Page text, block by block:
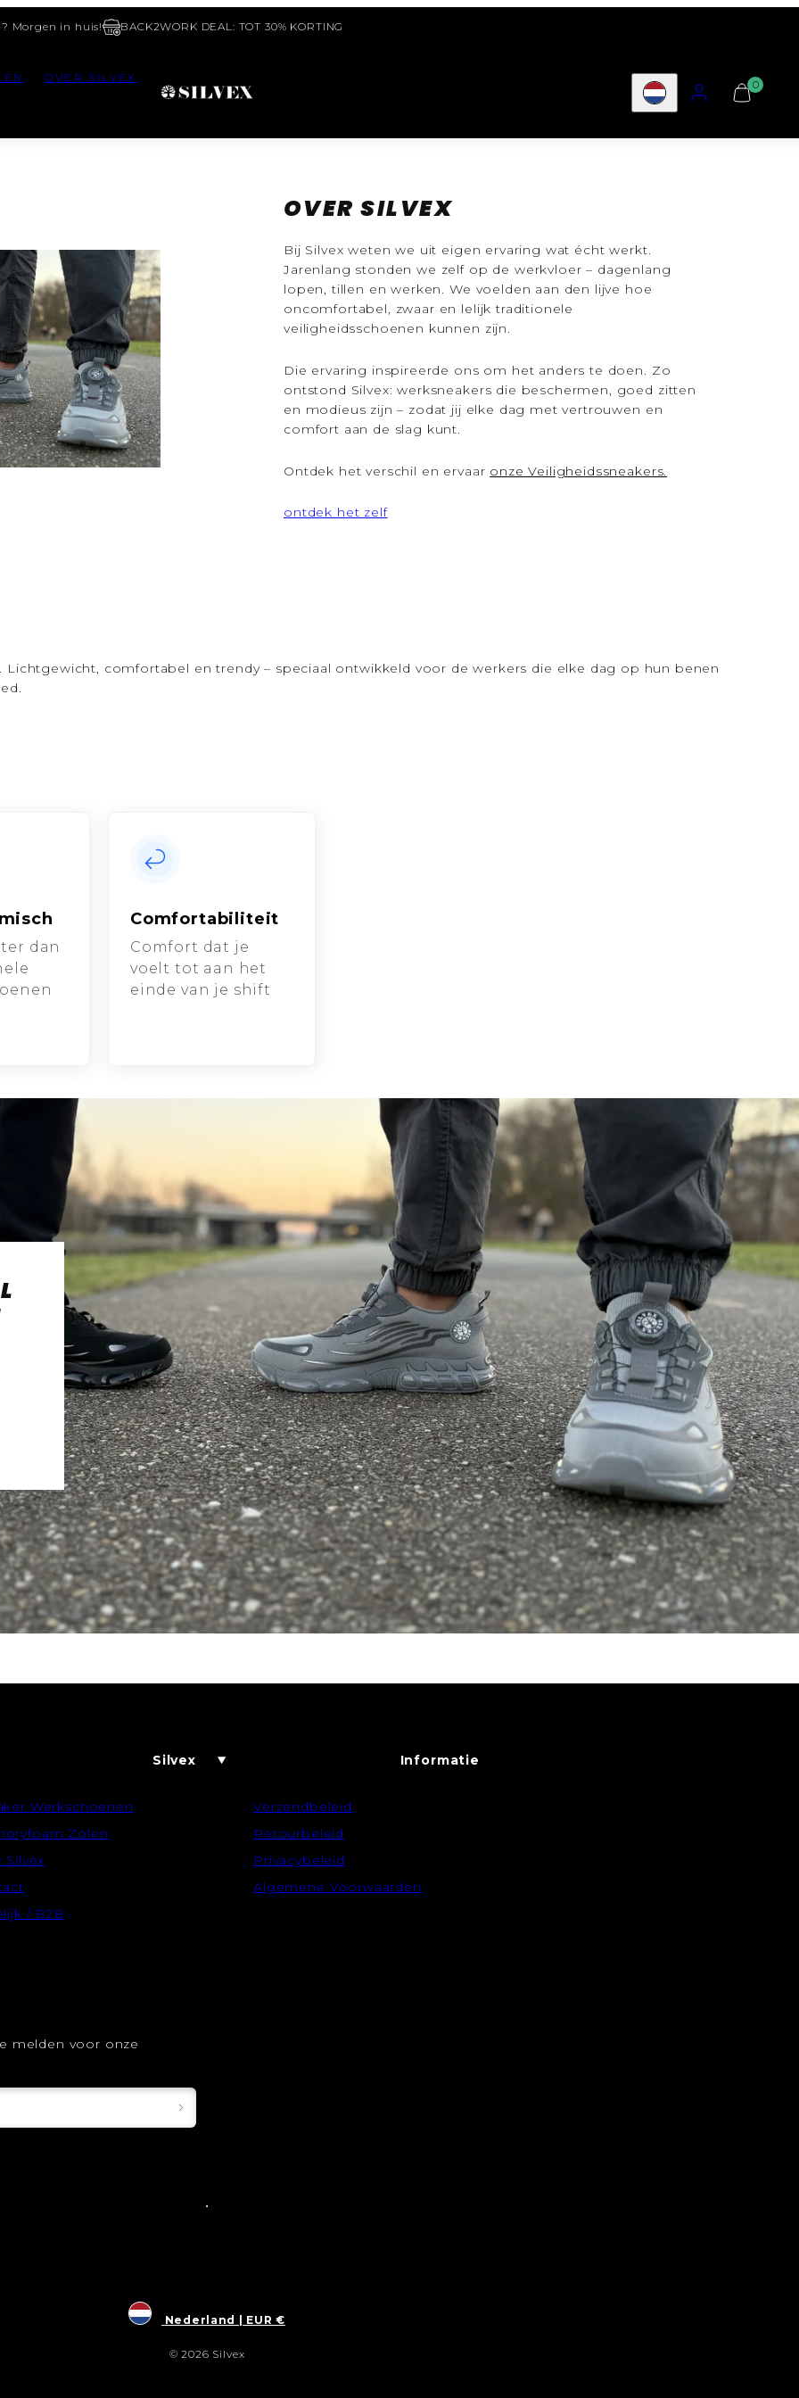
Morgen in huis! BACK2WORK DEAL: TOT 30% KORTING
OVER SILVEX
Land/regio
BEKIJK
0
OVER SILVEX
Bij Silvex weten we uit eigen ervaring wat écht werkt.
Jarenlang stonden we zelf op de werkvloer – dagenlang
lopen, tillen en werken. We voelden aan den lijve hoe
oncomfortabel, zwaar en lelijk traditionele
veiligheidsschoenen kunnen zijn.
Die ervaring inspireerde ons om het anders te doen. Zo
ontstond Silvex: werksneakers die beschermen, goed zitten
en modieus zijn – zodat jij elke dag met vertrouwen en
comfort aan de slag kunt.
Ontdek het verschil en ervaar onze Veiligheidssneakers.
ontdek het zelf
comfortabel en trendy – speciaal ontwikkeld voor de werkers die elke dag op hun benen
dan
Comfortabiliteit
Comfort dat je
voelt tot aan het
einde van je shift
Silvex
Werkschoenen
Zolen
Silvex
/ B2B
Informatie
Verzendbeleid
Retourbeleid
Privacybeleid
Algemene Voorwaarden
melden voor onze
Nederland | EUR €
© 2026 Silvex